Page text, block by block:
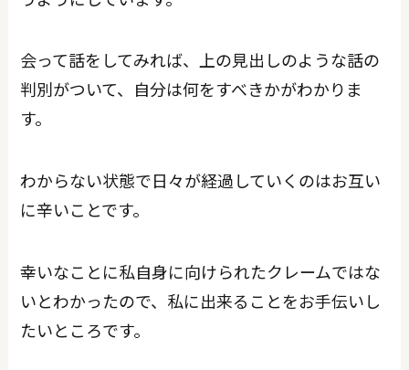
会って話をしてみれば、上の見出しのような話の
判別がついて、自分は何をすべきかがわかりま
す。
わからない状態で日々が経過していくのはお互い
に辛いことです。
幸いなことに私自身に向けられたクレームではな
いとわかったので、私に出来ることをお手伝いし
たいところです。